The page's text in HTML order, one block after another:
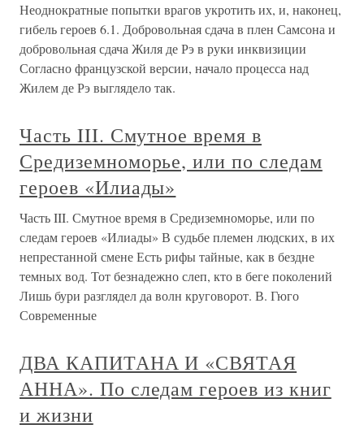
Неоднократные попытки врагов укротить их, и, наконец,
гибель героев 6.1. Добровольная сдача в плен Самсона и
добровольная сдача Жиля де Рэ в руки инквизиции
Согласно французской версии, начало процесса над
Жилем де Рэ выглядело так.
Часть III. Смутное время в
Средиземноморье, или по следам
героев «Илиады»
Часть III. Смутное время в Средиземноморье, или по
следам героев «Илиады» В судьбе племен людских, в их
непрестанной смене Есть рифы тайные, как в бездне
темных вод. Тот безнадежно слеп, кто в беге поколений
Лишь бури разглядел да волн круговорот. В. Гюго
Современные
ДВА КАПИТАНА И «СВЯТАЯ
АННА». По следам героев из книг
и жизни